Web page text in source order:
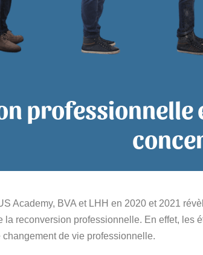
professionnelle
Academy, BVA et LHH en 2020 et 2021
reconversion professionnelle. En effet, les
changement de vie professionnelle.